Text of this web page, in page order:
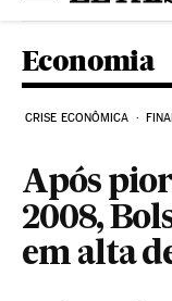
Economia
CRISE ECONÔMICA
Após
2008,
em alta